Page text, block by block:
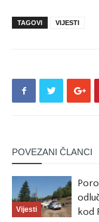
TAGOVI VIJESTI
POVEZANI ČLANCI
Vijesti
kod